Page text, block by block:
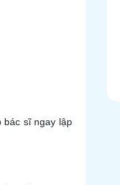
bác sĩ ngay lập